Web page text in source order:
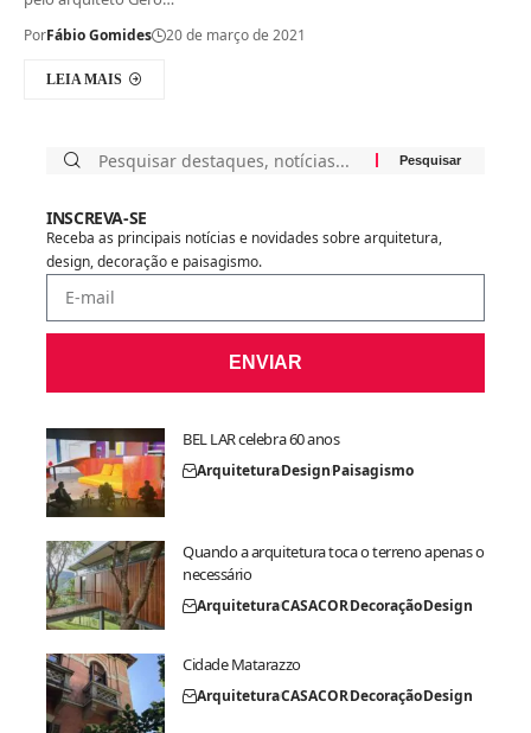
PorFábio Gomides 20 de março de 2021
LEIA MAIS
INSCREVA-SE
Receba as principais notícias e novidades sobre arquitetura,
design, decoração e paisagismo.
ENVIAR
BEL LAR celebra 60 anos
ArquiteturaDesignPaisagismo
Quando a arquitetura toca o terreno apenas o
necessário
ArquiteturaCASACORDecoraçãoDesign
Cidade Matarazzo
ArquiteturaCASACORDecoraçãoDesign